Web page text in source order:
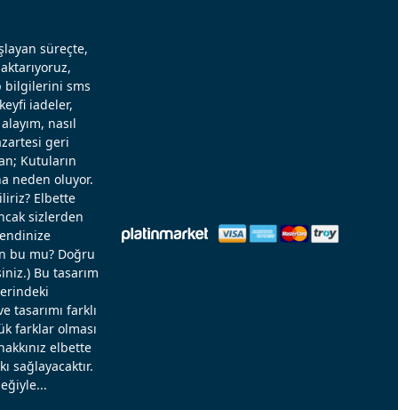
süreçte,
bilgilerini sms
iadeler,
nasıl
geri
Kutuların
neden oluyor.
Elbette
sizlerden
bu mu? Doğru
Bu tasarım
farklı
farklar olması
elbette
sağlayacaktır.